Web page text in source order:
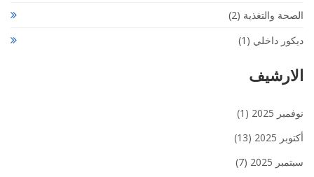
الصحة والتغذية (2)
ديكور داخلي (1)
الارشيف
نوفمبر 2025
(1)
أكتوبر 2025
(13)
سبتمبر 2025
(7)